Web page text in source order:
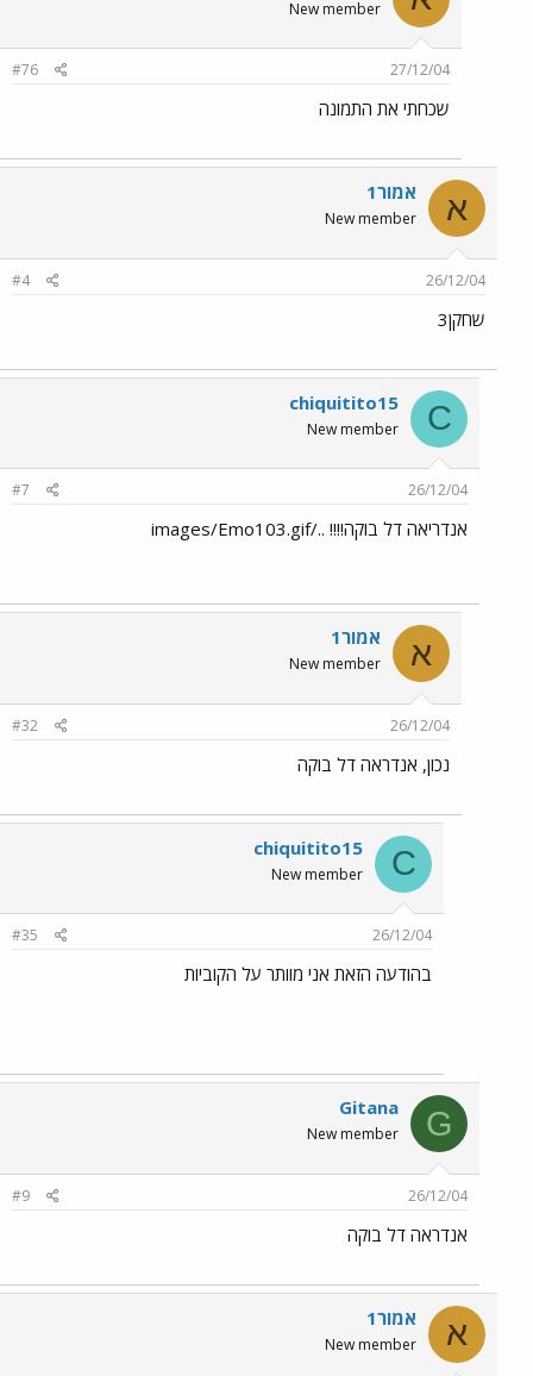
New member
27/12/04
#76
שכחתי את התמונה
א אמור1
New member
26/12/04
#4
שחקן3
C
chiquitito15
New member
26/12/04
#7
אנדריאה דל בוקה!!!! ../images/Emo103.gif
א אמור1
New member
26/12/04
#32
נכון, אנדראה דל בוקה
C
chiquitito15
New member
26/12/04
#35
בהודעה הזאת אני מוותר על הקוביות
G
Gitana
New member
26/12/04
#9
אנדראה דל בוקה
א אמור1
New member